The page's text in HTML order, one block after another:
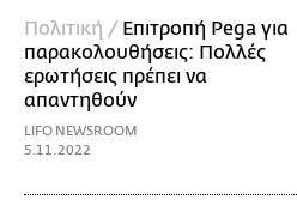
Πολιτική / Επιτροπή Pega για
παρακολουθήσεις: Πολλές
ερωτήσεις πρέπει να
απαντηθούν
LIFO NEWSROOM
5.11.2022